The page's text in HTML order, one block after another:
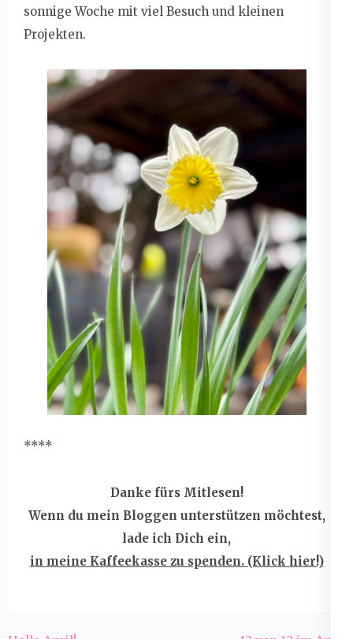
sonnige Woche mit viel Besuch und kleinen
Projekten.
****
Danke fürs Mitlesen!
Wenn du mein Bloggen unterstützen möchtest,
lade ich Dich ein,
in meine Kaffeekasse zu spenden. (Klick hier!)